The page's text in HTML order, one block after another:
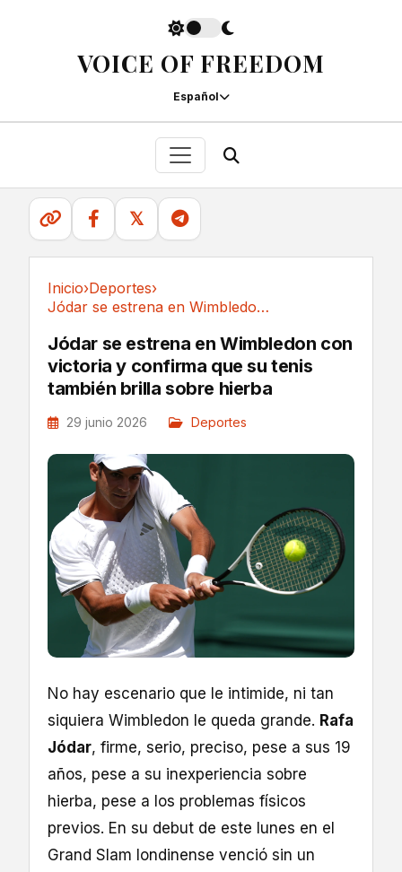
VOICE OF FREEDOM
Español
𝕏
Inicio›Deportes›
Jódar se estrena en Wimbledon con victoria y...
Jódar se estrena en Wimbledon con
victoria y confirma que su tenis
también brilla sobre hierba
29 junio 2026 Deportes
No hay escenario que le intimide, ni tan
siquiera Wimbledon le queda grande. Rafa
Jódar, firme, serio, preciso, pese a sus 19
años, pese a su inexperiencia sobre
hierba, pese a los problemas físicos
previos. En su debut de este lunes en el
Grand Slam londinense venció sin un